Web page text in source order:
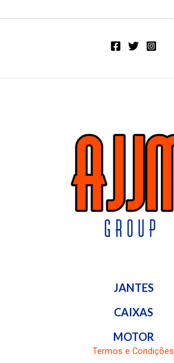
5
5
JANTES
CAIXAS
MOTOR
Termos e Condições